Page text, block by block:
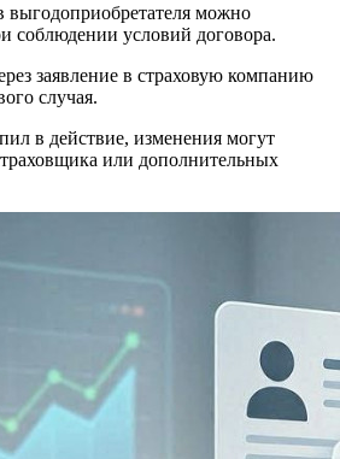
выгодоприобретателя можно
соблюдении условий договора.
заявление в страховую компанию
случая.
в действие, изменения могут
или дополнительных